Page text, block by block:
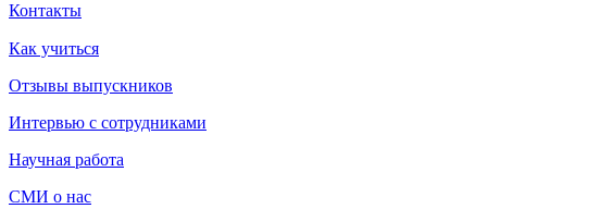
Контакты
Как учиться
Отзывы выпускников
Интервью с сотрудниками
Научная работа
СМИ о нас